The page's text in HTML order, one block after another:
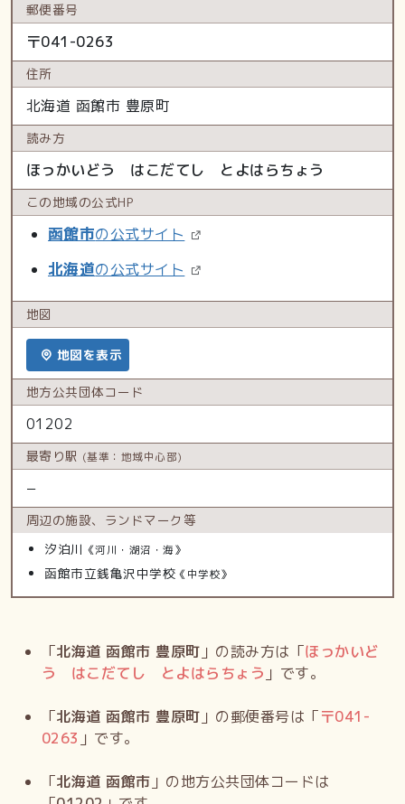
郵便番号
〒041-0263
住所
北海道 函館市 豊原町
読み方
ほっかいどう はこだてし とよはらちょう
この地域の公式HP
函館市の公式サイト
北海道の公式サイト
地図
地図を表示
地方公共団体コード
01202
最寄り駅 (基準：地域中心部)
−
周辺の施設、 ランドマーク等
汐泊川 《河川・湖沼・海》
函館市立銭亀沢中学校 《中学校》
「北海道 函館市 豊原町 」の読み方は「ほっかいど
う はこだてし とよはらちょう 」です。
「北海道 函館市 豊原町 」の郵便番号は「〒041-
0263 」です。
「北海道 函館市 」の地方公共団体コードは